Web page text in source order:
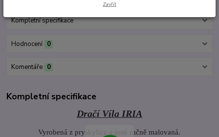
Kompletní specifikace
Hodnocení 0
Komentáře 0
Kompletní specifikace
Dračí Víla IRIA
Vyrobená z pryskyřice a poté ručně malovaná.
Zavřít